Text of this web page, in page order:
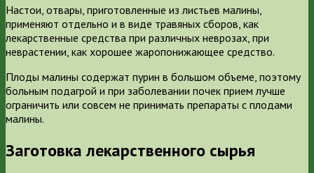
Настои, отвары, приготовленные из листьев малины,
применяют отдельно и в виде травяных сборов, как
лекарственные средства при различных неврозах, при
неврастении, как хорошее жаропонижающее средство.
Плоды малины содержат пурин в большом объеме, поэтому
больным подагрой и при заболевании почек прием лучше
ограничить или совсем не принимать препараты с плодами
малины.
Заготовка лекарственного сырья